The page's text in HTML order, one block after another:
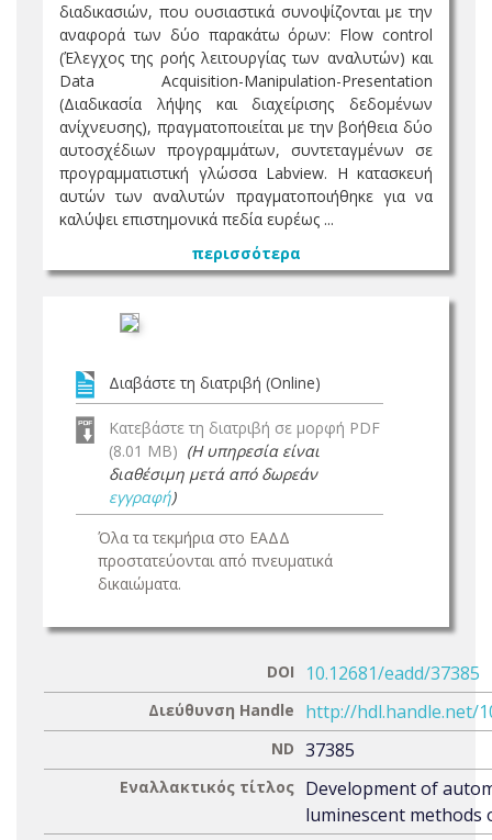
διαδικασιών, που ουσιαστικά συνοψίζονται με την
αναφορά των δύο παρακάτω όρων: Flow control
(Έλεγχος της ροής λειτουργίας των αναλυτών) και
Data Acquisition-Manipulation-Presentation
(Διαδικασία λήψης και διαχείρισης δεδομένων
ανίχνευσης), πραγματοποιείται με την βοήθεια δύο
αυτοσχέδιων προγραμμάτων, συντεταγμένων σε
προγραμματιστική γλώσσα Labview. Η κατασκευή
αυτών των αναλυτών πραγματοποιήθηκε για να
καλύψει επιστημονικά πεδία ευρέως ...
περισσότερα
Διαβάστε τη διατριβή (Online)
Κατεβάστε τη διατριβή σε μορφή PDF
(8.01 MB) (Η υπηρεσία είναι
διαθέσιμη μετά από δωρεάν
εγγραφή)
Όλα τα τεκμήρια στο ΕΑΔΔ
προστατεύονται από πνευματικά
δικαιώματα.
DOI 10.12681/eadd/37385
Διεύθυνση Handle http://hdl.handle.net/
ND 37385
Εναλλακτικός τίτλος Development of
luminescent methods